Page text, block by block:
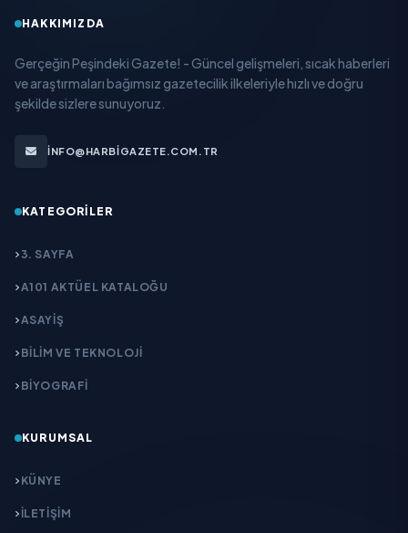
HAKKIMIZDA
Gerçeğin Peşindeki Gazete! - Güncel gelişmeleri, sıcak haberleri
ve araştırmaları bağımsız gazetecilik ilkeleriyle hızlı ve doğru
şekilde sizlere sunuyoruz.
INFO@HARBIGAZETE.COM.TR
KATEGORILER
3. SAYFA
A101 AKTÜEL KATALOĞU
ASAYİŞ
BİLİM VE TEKNOLOJİ
BİYOGRAFİ
KURUMSAL
KÜNYE
İLETIŞIM